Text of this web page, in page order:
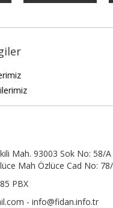
Mah. 93003 Sok No: 58/
Mah Özlüce Cad No:
PBX
- info@fidan.info.tr